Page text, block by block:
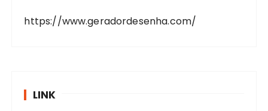
https://www.geradordesenha.com/
LINK